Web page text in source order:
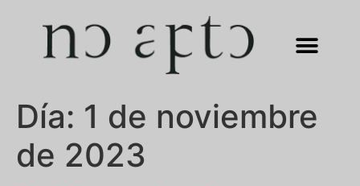
Día: 1 de noviembre
de 2023